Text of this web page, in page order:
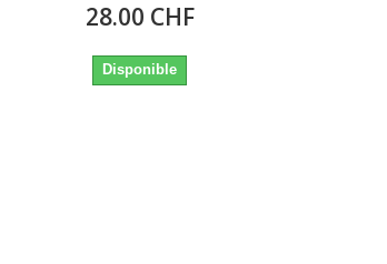
28.00 CHF
Disponible